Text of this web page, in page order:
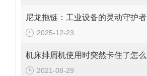
尼龙拖链：工业设备的灵动守护者
2025-12-23
2021-08-29